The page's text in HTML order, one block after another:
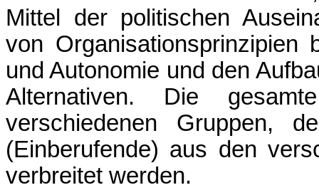
Mittel der politischen
von Organisationsprinzipien
und Autonomie und den
Alternativen. Die
verschiedenen Gruppen,
(Einberufende) aus den
verbreitet werden.